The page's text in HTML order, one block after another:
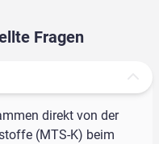
Fragen
direkt von der
(MTS-K) beim